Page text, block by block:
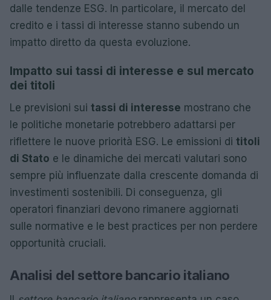
dalle tendenze ESG. In particolare, il mercato del
credito e i tassi di interesse stanno subendo un
impatto diretto da questa evoluzione.
Impatto sui tassi di interesse e sul mercato
dei titoli
Le previsioni sui tassi di interesse mostrano che
le politiche monetarie potrebbero adattarsi per
riflettere le nuove priorità ESG. Le emissioni di titoli
di Stato e le dinamiche dei mercati valutari sono
sempre più influenzate dalla crescente domanda di
investimenti sostenibili. Di conseguenza, gli
operatori finanziari devono rimanere aggiornati
sulle normative e le best practices per non perdere
opportunità cruciali.
Analisi del settore bancario italiano